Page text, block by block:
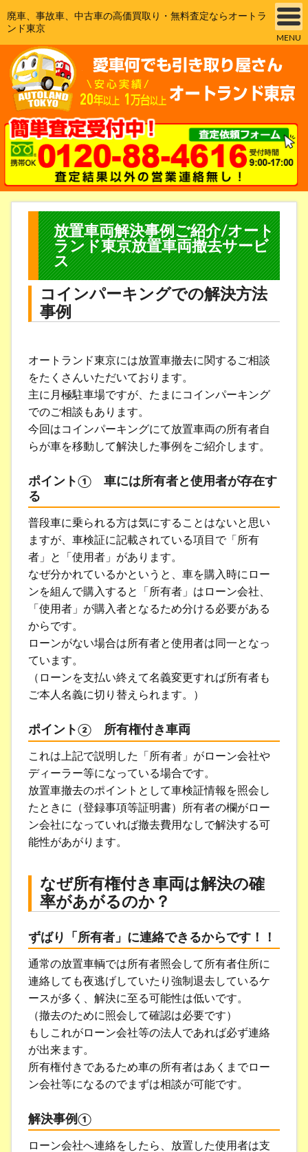
廃車、事故車、中古車の高価買取り・無料査定ならオートラ
ンド東京
MENU
放置車両解決事例ご紹介/オート
ランド東京放置車両撤去サービ
ス
コインパーキングでの解決方法
事例
オートランド東京には放置車撤去に関するご相談
をたくさんいただいております。
主に月極駐車場ですが、たまにコインパーキング
でのご相談もあります。
今回はコインパーキングにて放置車両の所有者自
らが車を移動して解決した事例をご紹介します。
ポイント① 車には所有者と使用者が存在す
る
普段車に乗られる方は気にすることはないと思い
ますが、車検証に記載されている項目で「所有
者」と「使用者」があります。
なぜ分かれているかというと、車を購入時にロー
ンを組んで購入すると「所有者」はローン会社、
「使用者」が購入者となるため分ける必要がある
からです。
ローンがない場合は所有者と使用者は同一となっ
ています。
（ローンを支払い終えて名義変更すれば所有者も
ご本人名義に切り替えられます。）
ポイント② 所有権付き車両
これは上記で説明した「所有者」がローン会社や
ディーラー等になっている場合です。
放置車撤去のポイントとして車検証情報を照会し
たときに（登録事項等証明書）所有者の欄がロー
ン会社になっていれば撤去費用なしで解決する可
能性があがります。
なぜ所有権付き車両は解決の確
率があがるのか？
ずばり「所有者」に連絡できるからです！！
通常の放置車輌では所有者照会して所有者住所に
連絡しても夜逃げしていたり強制退去しているケ
ースが多く、解決に至る可能性は低いです。
（撤去のために照会して確認は必要です）
もしこれがローン会社等の法人であれば必ず連絡
が出来ます。
所有権付きであるため車の所有者はあくまでロー
ン会社等になるのでまずは相談が可能です。
解決事例①
ローン会社へ連絡をしたら、放置した使用者は支